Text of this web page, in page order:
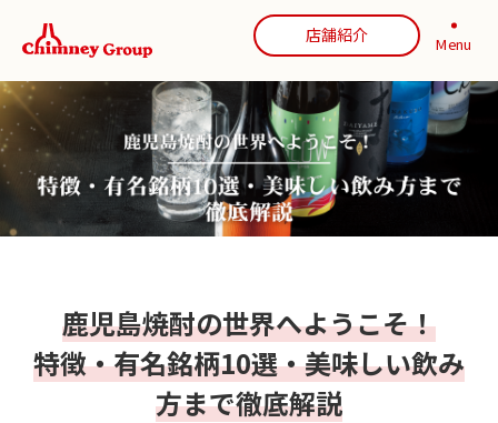
店舗紹介 Menu
鹿児島焼酎の世界へようこそ！
特徴・有名銘柄10選・美味しい飲み
方まで徹底解説